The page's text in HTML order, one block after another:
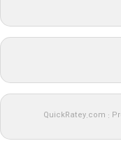
QuickRatey.com :